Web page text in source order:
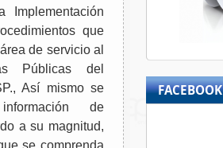
Implementación
que
de servicio al
Públicas del
Así mismo se
de
a su magnitud,
se comprenda
FACEBOOK